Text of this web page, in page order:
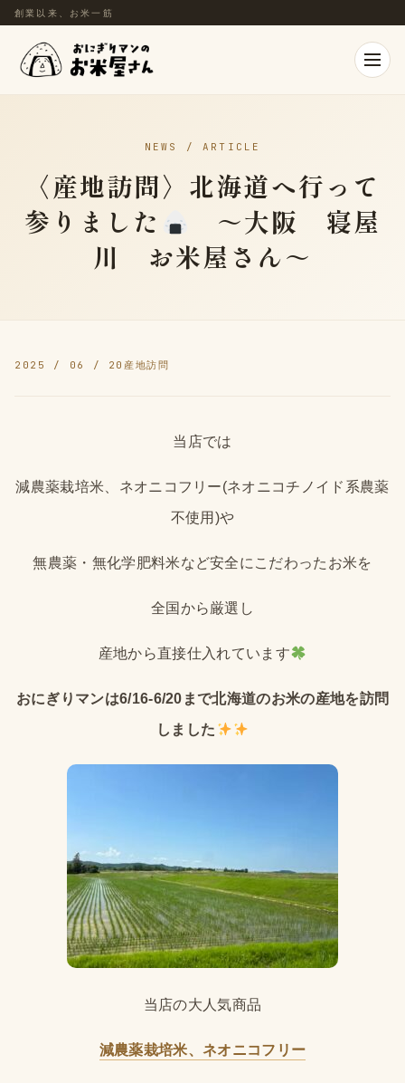
創業以来、お米一筋
NEWS / ARTICLE
〈産地訪問〉北海道へ行って
参りました
～大阪 寝屋
川 お米屋さん～
2025 / 06 / 20 産地訪問
当店では
減農薬栽培米、ネオニコフリー(ネオニコチノイド系農薬
不使用)や
無農薬・無化学肥料米など安全にこだわったお米を
全国から厳選し
産地から直接仕入れています
おにぎりマンは6/16-6/20まで北海道のお米の産地を訪問
しました
当店の大人気商品
減農薬栽培米、ネオニコフリー